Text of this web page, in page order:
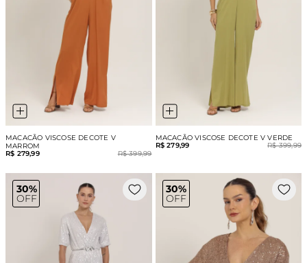
MACACÃO VISCOSE DECOTE V
MARROM
R$ 279,99
R$ 399,99
MACACÃO VISCOSE DECOTE V VERDE
R$ 279,99
R$ 399,99
30%
OFF
30%
OFF